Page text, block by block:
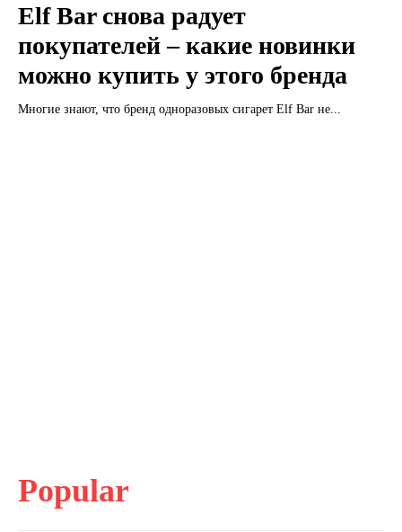
Elf Bar снова радует
покупателей – какие новинки
можно купить у этого бренда
Многие знают, что бренд одноразовых сигарет Elf Bar не...
Popular